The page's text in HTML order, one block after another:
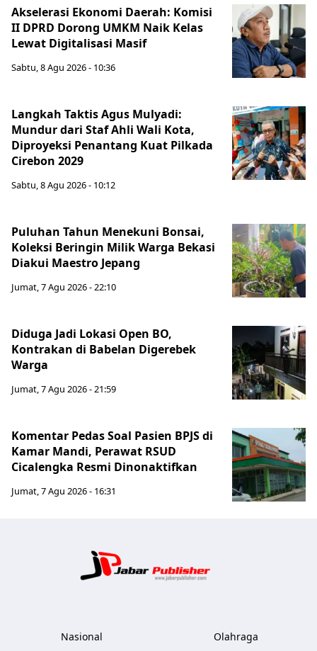
Akselerasi Ekonomi Daerah: Komisi
II DPRD Dorong UMKM Naik Kelas
Lewat Digitalisasi Masif
Sabtu, 8 Agu 2026 - 10:36
Langkah Taktis Agus Mulyadi:
Mundur dari Staf Ahli Wali Kota,
Diproyeksi Penantang Kuat Pilkada
Cirebon 2029
Sabtu, 8 Agu 2026 - 10:12
Puluhan Tahun Menekuni Bonsai,
Koleksi Beringin Milik Warga Bekasi
Diakui Maestro Jepang
Jumat, 7 Agu 2026 - 22:10
Diduga Jadi Lokasi Open BO,
Kontrakan di Babelan Digerebek
Warga
Jumat, 7 Agu 2026 - 21:59
Komentar Pedas Soal Pasien BPJS di
Kamar Mandi, Perawat RSUD
Cicalengka Resmi Dinonaktifkan
Jumat, 7 Agu 2026 - 16:31
Nasional Olahraga